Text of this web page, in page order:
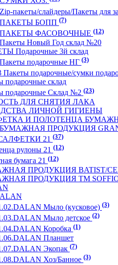
пакеты/слайдеры/Пакеты для
ПАКЕТЫ БОПП (7)
ПАКЕТЫ ФАСОВОЧНЫЕ (12)
Новый Год склад №20
Подарочные 3й склад
подарочные НГ (3)
Пакеты подарочные/сумки
подарочные склад
подарочные Склад №2 (23)
ДЛЯ СНЯТИЯ ЛАКА
ЛИЧНОЙ ГИГИЕНЫ
И ПОЛОТЕНЦА
БУМАЖНАЯ ПРОДУКЦИЯ
21 (37)
рулоны 21 (12)
бумага 21 (12)
ПРОДУКЦИЯ BATIST/
ПРОДУКЦИЯ ТМ
Мыло (кусковое) (3)
Мыло детское (2)
Коробка (1)
Планшет
Экопак (7)
Хоз/Банное (3)